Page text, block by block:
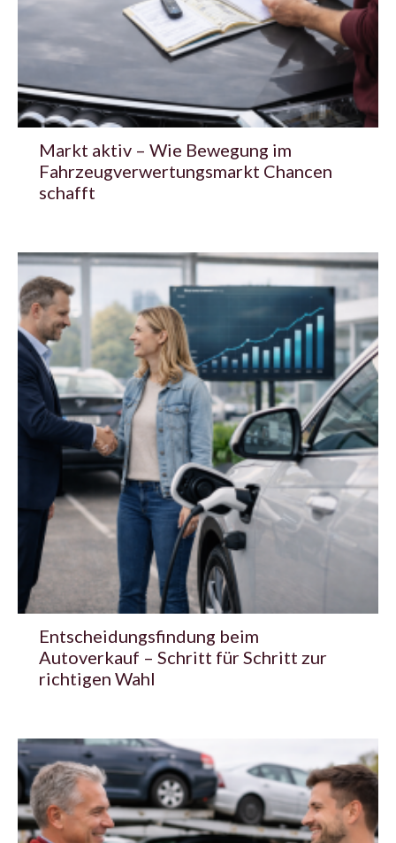
Markt aktiv – Wie Bewegung im
Fahrzeugverwertungsmarkt Chancen
schafft
Entscheidungsfindung beim
Autoverkauf – Schritt für Schritt zur
richtigen Wahl